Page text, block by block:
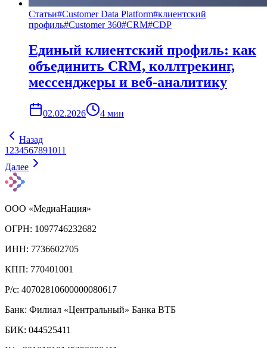
Статьи#Customer Data Platform#клиентский
профиль#Customer 360#CRM#CDP
Единый клиентский профиль: как
объединить CRM, коллтрекинг,
мессенджеры и веб-аналитику
02.02.2026 4 мин
Назад
1 234567891011
Далее
ООО «МедиаНация»
ОГРН: 1097746232682
ИНН: 7736602705
КПП: 770401001
Р/с: 40702810600000080617
Банк: Филиал «Центральный» Банка ВТБ
БИК: 044525411